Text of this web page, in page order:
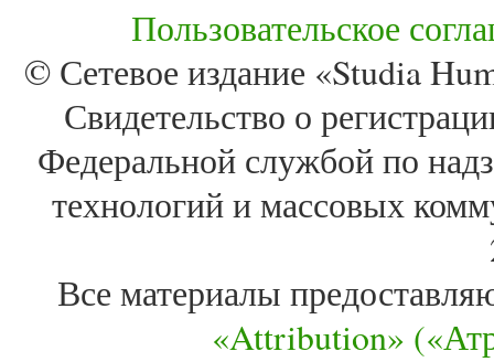
Пользовательское
© Сетевое издание «Studia
Свидетельство о
Федеральной службой по
технологий и массовых
Все материалы
«Attribution»